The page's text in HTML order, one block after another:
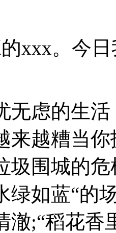
xxx。今
无虑的生
来越糟当
圾围城的
绿如蓝“的
澈;“稻花香